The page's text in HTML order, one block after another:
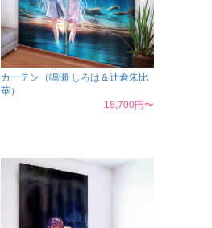
カーテン（鳴瀬 しろは＆辻倉朱比
華）
18,700円〜